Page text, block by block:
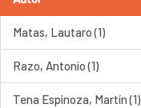
Matas, Lautaro (1)
Razo, Antonio (1)
Tena Espinoza, Martín (1)